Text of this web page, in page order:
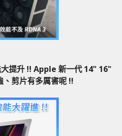
大提升 !! Apple 新一代 14" 16"
剪片有多厲害呢 !!